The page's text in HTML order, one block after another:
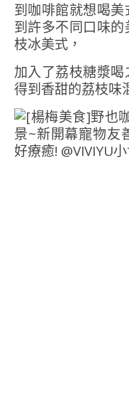
到咖啡館就想喝
到許多不同口味
枝冰美式，
加入了荔枝糖漿
得到香甜的荔枝味